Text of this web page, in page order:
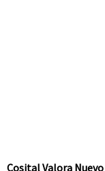
Cosital Valora